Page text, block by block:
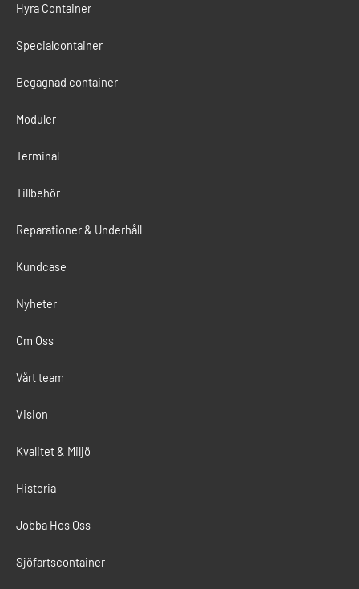
Hyra Container
Specialcontainer
Begagnad container
Moduler
Terminal
Tillbehör
Reparationer & Underhåll
Kundcase
Nyheter
Om Oss
Vårt team
Vision
Kvalitet & Miljö
Historia
Jobba Hos Oss
Sjöfartscontainer